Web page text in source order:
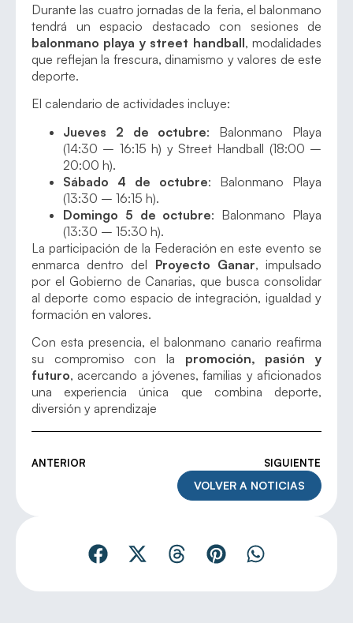
Durante las cuatro jornadas de la feria, el balonmano
tendrá un espacio destacado con sesiones de
balonmano playa y street handball, modalidades
que reflejan la frescura, dinamismo y valores de este
deporte.
El calendario de actividades incluye:
Jueves 2 de octubre: Balonmano Playa
(14:30 – 16:15 h) y Street Handball (18:00 –
20:00 h).
Sábado 4 de octubre: Balonmano Playa
(13:30 – 16:15 h).
Domingo 5 de octubre: Balonmano Playa
(13:30 – 15:30 h).
La participación de la Federación en este evento se
enmarca dentro del Proyecto Ganar, impulsado
por el Gobierno de Canarias, que busca consolidar
al deporte como espacio de integración, igualdad y
formación en valores.
Con esta presencia, el balonmano canario reafirma
su compromiso con la promoción, pasión y
futuro, acercando a jóvenes, familias y aficionados
una experiencia única que combina deporte,
diversión y aprendizaje
ANTERIOR SIGUIENTE
VOLVER A NOTICIAS